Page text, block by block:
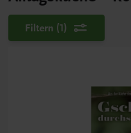
Filtern (1)